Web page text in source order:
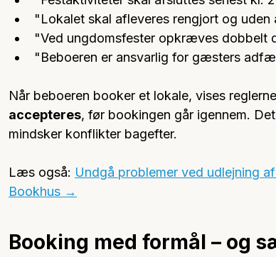
"Lokalet skal afleveres rengjort og uden
"Ved ungdomsfester opkræves dobbelt
"Beboeren er ansvarlig for gæsters
Når beboeren booker et lokale, vises
accepteres, før bookingen går igennem.
mindsker konflikter bagefter.
Læs også: Undgå problemer ved udlejning
Bookhus →
Booking med formål – og